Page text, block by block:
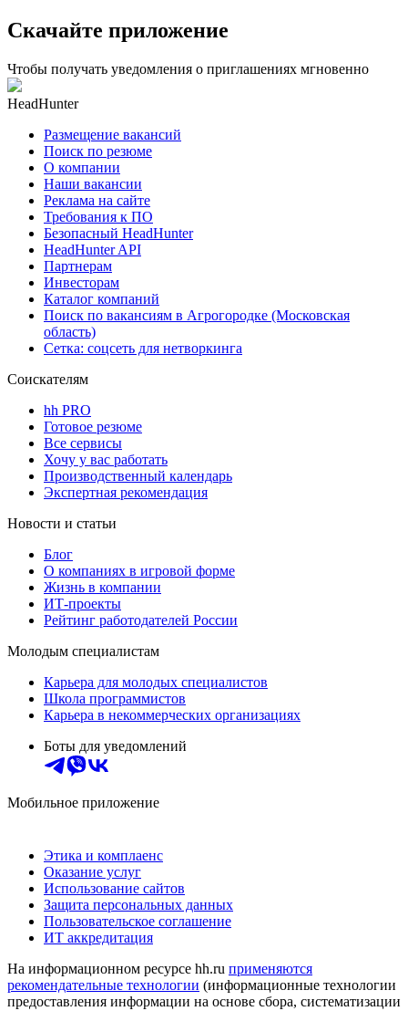
Скачайте приложение
Чтобы получать уведомления о приглашениях мгновенно
HeadHunter
Размещение вакансий
Поиск по резюме
О компании
Наши вакансии
Реклама на сайте
Требования к ПО
Безопасный HeadHunter
HeadHunter API
Партнерам
Инвесторам
Каталог компаний
Поиск по вакансиям в Агрогородке (Московская
область)
Сетка: соцсеть для нетворкинга
Соискателям
hh PRO
Готовое резюме
Все сервисы
Хочу у вас работать
Производственный календарь
Экспертная рекомендация
Новости и статьи
Блог
О компаниях в игровой форме
Жизнь в компании
ИТ-проекты
Рейтинг работодателей России
Молодым специалистам
Карьера для молодых специалистов
Школа программистов
Карьера в некоммерческих организациях
Боты для уведомлений
Мобильное приложение
Этика и комплаенс
Оказание услуг
Использование сайтов
Защита персональных данных
Пользовательское соглашение
ИТ аккредитация
На информационном ресурсе hh.ru применяются
рекомендательные технологии (информационные технологии
предоставления информации на основе сбора, систематизации